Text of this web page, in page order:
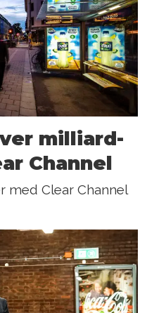
milliard­
Channel
med Clear Channel